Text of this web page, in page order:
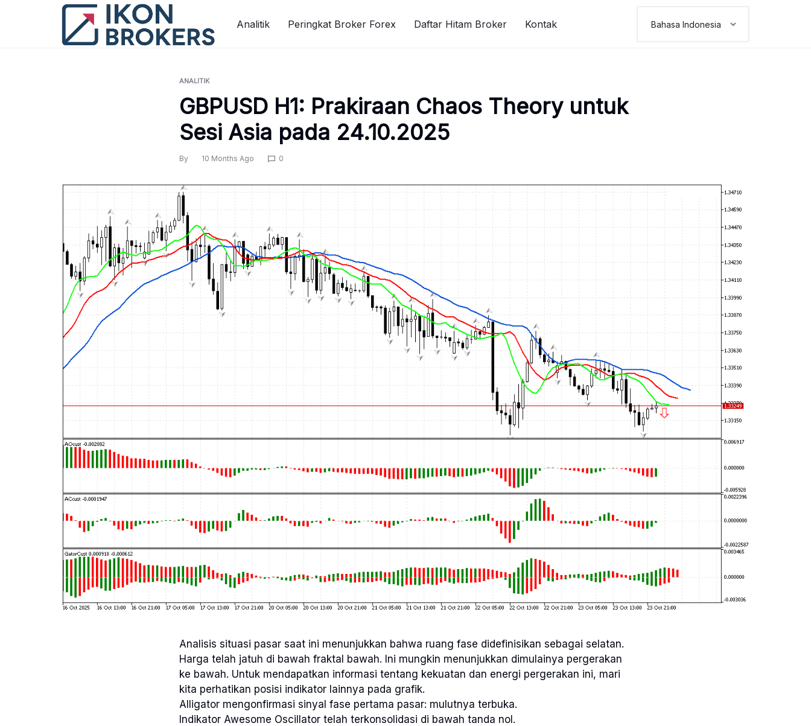
Analitik Peringkat Broker Forex Daftar Hitam Broker Kontak
ANALITIK
GBPUSD H1: Prakiraan Chaos Theory untuk
Sesi Asia pada 24.10.2025
By 10 Months Ago 0
Analisis situasi pasar saat ini menunjukkan bahwa ruang fase didefinisikan sebagai selatan.
Harga telah jatuh di bawah fraktal bawah. Ini mungkin menunjukkan dimulainya pergerakan
ke bawah. Untuk mendapatkan informasi tentang kekuatan dan energi pergerakan ini, mari
kita perhatikan posisi indikator lainnya pada grafik.
Alligator mengonfirmasi sinyal fase pertama pasar: mulutnya terbuka.
Indikator Awesome Oscillator telah terkonsolidasi di bawah tanda nol.